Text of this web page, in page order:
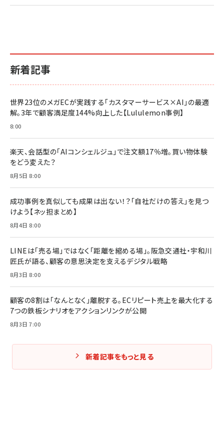
2億円を売り上げたプロが教える note×AI 最強の
小さな会社は戦略が9割
￥1,815
る時代の成長戦略
￥2,420
￥2,200
anan(アンアン)2026/07/01号 No.2501[魅せる
anan(アンアン)2026/06/24号 No.2500増刊
anan(アンアン)2026/07/08号 No.2502[2026
年後半、あなたの恋と運命／山田涼介]
ママ投資家が育休中に１億貯めた株式投資
組織の成果を最大化する ルールのデザイン
￥1,980
Amazonランキングをもっと見る
ベインキャピタル 企業価値向上力の秘密
ルな本質」
￥2,750
新着記事
世界23位のメガECが実践する「カスタマーサービス×AI」の最適
解。3年で顧客満足度144%向上した【Lululemon事例】
8:00
楽天、会話型の「AIコンシェルジュ」で注文額17％増。買い物体験
をどう変えた？
8月5日 8:00
成功事例を真似しても成果は出ない！？「自社だけの答え」を見つ
けよう【ネッ担まとめ】
8月4日 8:00
LINEは「売る場」ではなく「距離を縮める場」。阪急交通社・宇和川
匠氏が語る、顧客の意思決定を支えるデジタル戦略
8月3日 8:00
顧客の8割は「なんとなく」離脱する。ECリピート売上を最大化する
7つの鉄板シナリオをアクションリンクが公開
8月3日 7:00
新着記事をもっと見る